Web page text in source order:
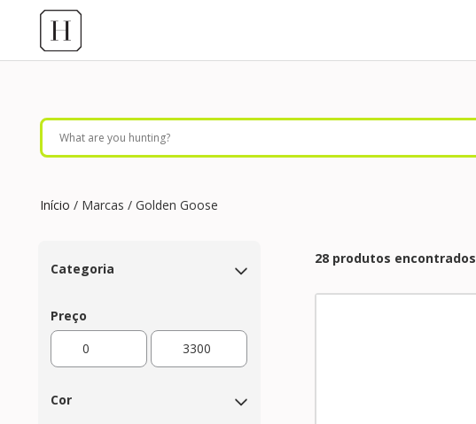
Início / Marcas / Golden Goose
Categoria
Preço
Cor
28 produtos encontrados